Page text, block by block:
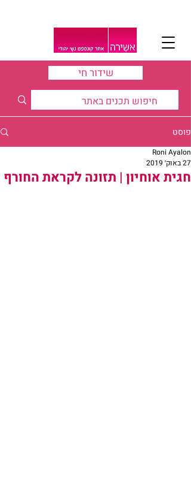
שידור חי
פוסט
חגית אוחיון | תזונה לקראת החורף
Roni Ayalon
27 באוק׳ 2019